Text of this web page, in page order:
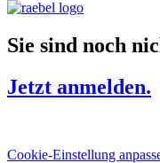
Sie sind noch
Jetzt anmelden.
Cookie-Einstellung